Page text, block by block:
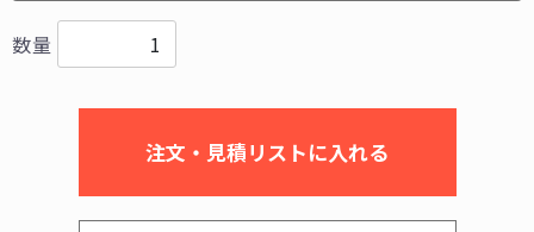
数量
注文・見積リストに入れる